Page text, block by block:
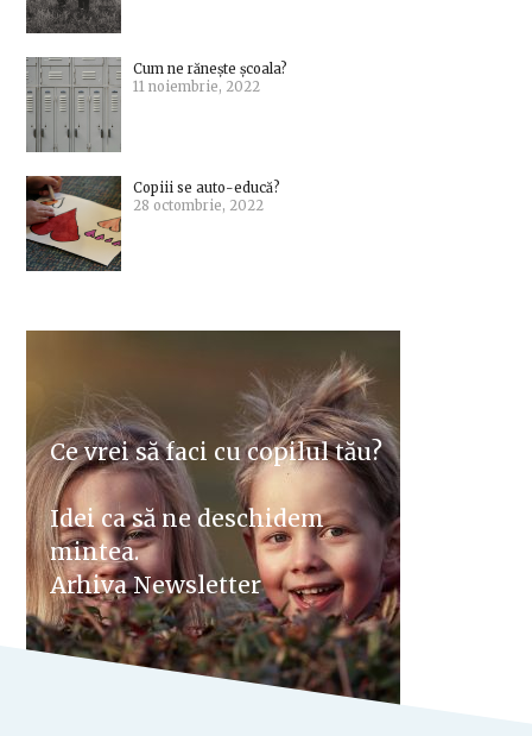
Cum ne rănește școala?
11 noiembrie, 2022
Copiii se auto-educă?
28 octombrie, 2022
Ce vrei să faci cu copilul tău?
Idei ca să ne deschidem
mintea.
Arhiva Newsletter